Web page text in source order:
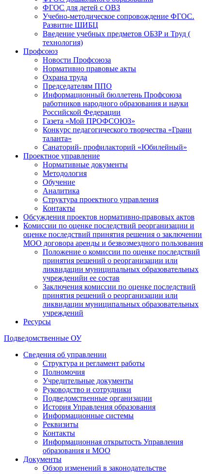
ФГОС для детей с ОВЗ
Учебно-методическое сопровождение ФГОС.
Развитие ШИБЦ
Введение учебных предметов ОБЗР и Труд (
технология)
Профсоюз
Новости Профсоюза
Нормативно правовые акты
Охрана труда
Председателям ППО
Информационный бюллетень Профсоюза
работников народного образования и науки
Российской Федерации
Газета «Мой ПРОФСОЮЗ»
Конкурс педагогического творчества «Грани
таланта»
Санаторий- профилакторий «Юбилейный»
Проектное управление
Нормативные документы
Методология
Обучение
Аналитика
Структура проектного управления
Контакты
Обсуждения проектов нормативно-правовых актов
Комиссии по оценке последствий реорганизации и
оценке последствий принятия решения о заключении
МОО договора аренды и безвозмездного пользования
Положение о комиссии по оценке последствий
принятия решений о реорганизации или
ликвидации муниципальных образовательных
учрежденийи ее состав
Заключения комиссии по оценке последствий
принятия решений о реорганизации или
ликвидации муниципальных образовательных
учреждений
Ресурсы
Подведомственные ОУ
Сведения об управлении
Структура и регламент работы
Полномочия
Учредительные документы
Руководство и сотрудники
Подведомственные организации
История Управления образования
Информационные системы
Реквизиты
Контакты
Информационная открытость Управления
образования и МОО
Документы
Обзор изменений в законодательстве